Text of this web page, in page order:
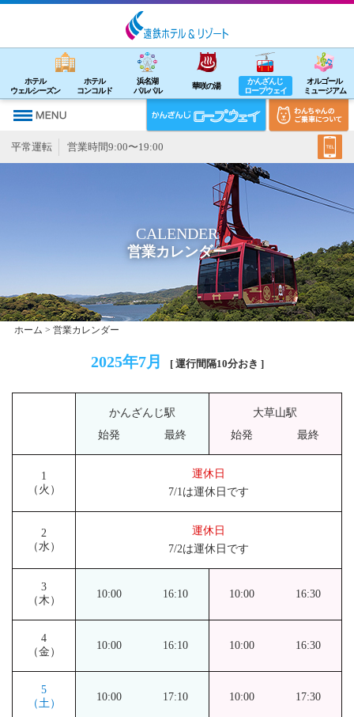
ホテル
ウェルシーズン
ホテル
コンコルド
浜名湖
パルパル
華咲の湯
かんざんじ
ロープウェイ
オルゴール
ミュージアム
平常運転 営業時間9:00〜19:00
CALENDER
営業カレンダー
ホーム > 営業カレンダー
2025年7月 [ 運行間隔10分おき ]
かんざんじ駅
始発
最終
大草山駅
始発
最終
1
（火）
運休日
7/1は運休日です
2
（水）
運休日
7/2は運休日です
3
（木）
10:00 16:10 10:00 16:30
4
（金）
10:00 16:10 10:00 16:30
5
（土）
10:00 17:10 10:00 17:30